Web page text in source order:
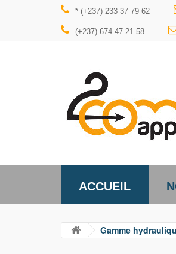
* (+237) 233 37 79 62
(+237) 674 47 21 58
ACCUEIL
Gamme